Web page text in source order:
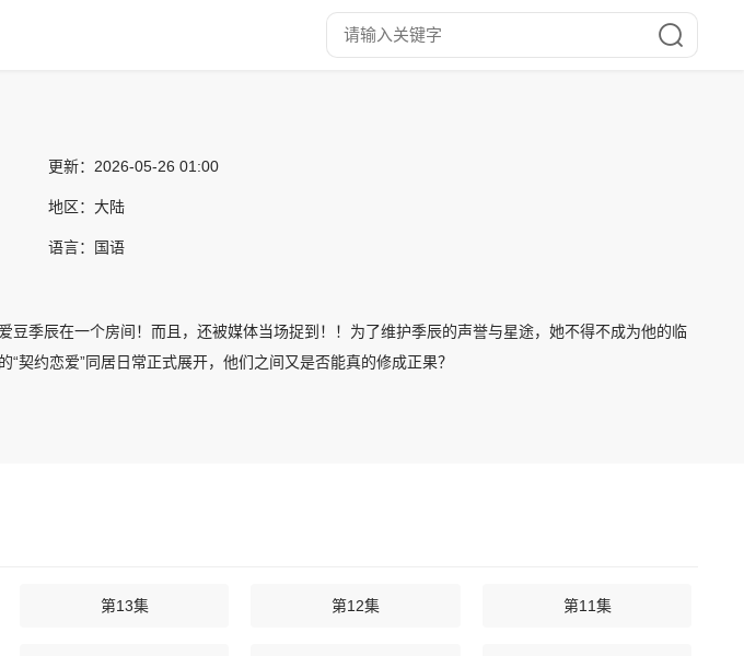
更新： 2026-05-26 01:00
地区： 大陆
语言： 国语
豆季辰在一个房间！而且，还被媒体当场捉到！！为了维护季辰的声誉与星途，她不得不成为他的临
契约恋爱”同居日常正式展开，他们之间又是否能真的修成正果？
第13集 第12集 第11集